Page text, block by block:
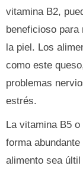
vitamina B2,
beneficioso para
la piel. Los
como este
problemas
estrés.
La vitamina B5
forma
alimento sea